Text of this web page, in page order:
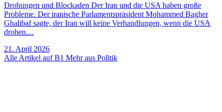
Drohungen und Blockaden Der Iran und die USA haben große
Probleme. Der iranische Parlamentspräsident Mohammed Bagher
Ghalibaf sagte, der Iran will keine Verhandlungen, wenn die USA
drohen....
21. April 2026
Alle Artikel auf B1 Mehr aus Politik